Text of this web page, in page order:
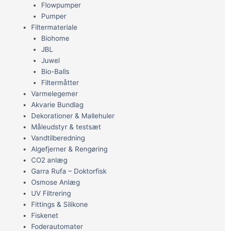
Flowpumper
Pumper
Filtermateriale
Biohome
JBL
Juwel
Bio-Balls
Filtermåtter
Varmelegemer
Akvarie Bundlag
Dekorationer & Mallehuler
Måleudstyr & testsæt
Vandtilberedning
Algefjerner & Rengøring
CO2 anlæg
Garra Rufa – Doktorfisk
Osmose Anlæg
UV Filtrering
Fittings & Silikone
Fiskenet
Foderautomater